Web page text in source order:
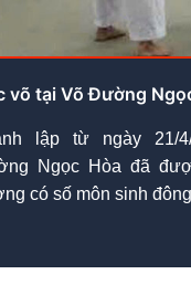
võ tại Võ Đường
lập từ ngày 21/
Ngọc Hòa đã
có số môn sinh